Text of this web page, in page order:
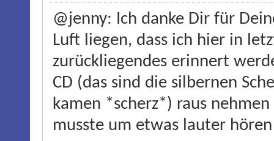
@jenny: Ich danke Dir für
Luft liegen, dass ich hier in
zurückliegendes erinnert
CD (das sind die silbernen
kamen *scherz*) raus
musste um etwas lauter